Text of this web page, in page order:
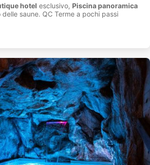
hotel esclusivo, Piscina panoramica
saune. QC Terme a pochi passi